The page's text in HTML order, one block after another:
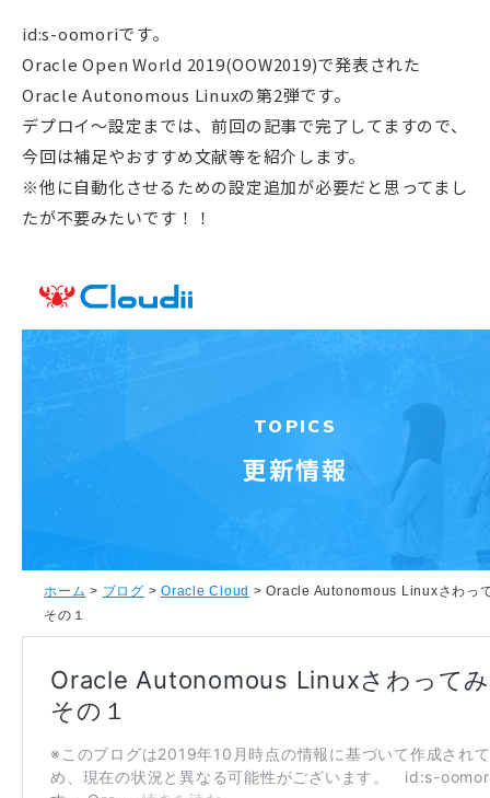
id:s-oomoriです。
Oracle Open World 2019(OOW2019)で発表された
Oracle Autonomous Linuxの第2弾です。
デプロイ〜設定までは、前回の記事で完了してますので、
今回は補足やおすすめ文献等を紹介します。
※他に自動化させるための設定追加が必要だと思ってまし
たが不要みたいです！！